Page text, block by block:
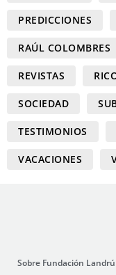
PREDICCIONES
RAÚL COLOMBRES
REVISTAS
SOCIEDAD
TESTIMONIOS
VACACIONES
Sobre Fundación Landrú